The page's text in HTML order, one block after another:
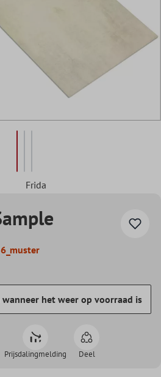
Frida
het weer op voorraad is
Prijsdalingmelding Deel